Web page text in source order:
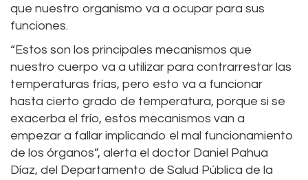
que nuestro organismo va a ocupar para sus
funciones.
“Estos son los principales mecanismos que
nuestro cuerpo va a utilizar para contrarrestar las
temperaturas frías, pero esto va a funcionar
hasta cierto grado de temperatura, porque si se
exacerba el frío, estos mecanismos van a
empezar a fallar implicando el mal funcionamiento
de los órganos”, alerta el doctor Daniel Pahua
Díaz, del Departamento de Salud Pública de la